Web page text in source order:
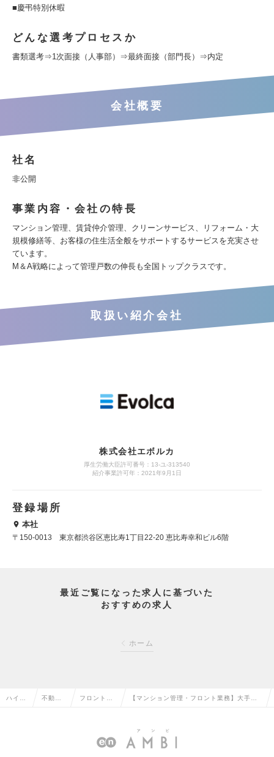
■慶弔特別休暇
どんな選考プロセスか
書類選考⇒1次面接（人事部）⇒最終面接（部門長）⇒内定
会社概要
社名
非公開
事業内容・会社の特長
マンション管理、賃貸仲介管理、クリーンサービス、リフォーム・大
規模修繕等、お客様の住生活全般をサポートするサービスを充実させ
ています。
M＆A戦略によって管理戸数の伸長も全国トップクラスです。
取扱い紹介会社
株式会社エボルカ
厚生労働大臣許可番号：13‐ユ‐313540
紹介事業許可年：2021年9月1日
登録場所
本社
〒150-0013 東京都渋谷区恵比寿1丁目22-20 恵比寿幸和ビル6階
最近ご覧になった求人に基づいた
おすすめの求人
ホーム
ハイク 不動産 フロント・
管理の転職
【マンション管理・フロント業務】大手デ
15／フレックスタイムの求人情報